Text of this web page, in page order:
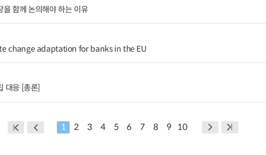
을 함께 논의해야 하는 이유
change adaptation for banks in the EU
대응 [총론]
1 2 3 4 5 6 7 8 9 10